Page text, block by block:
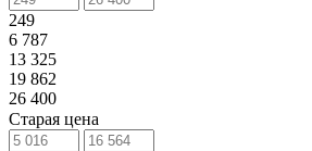
249
6 787
13 325
19 862
26 400
Старая цена